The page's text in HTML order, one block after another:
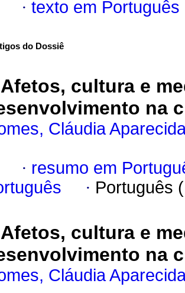
· texto em Português
do Dossiê
Afetos, cultura e
na
Cláudia
· resumo em
· Português
Afetos, cultura e
na
Cláudia